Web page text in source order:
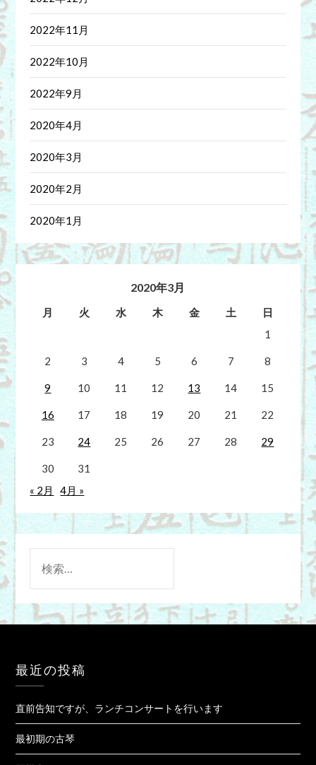
2022年11月
2022年10月
2022年9月
2020年4月
2020年3月
2020年2月
2020年1月
2020年3月
月 火 水 木 金 土
日
1
2 3 4 5 6 7 8
9 10 11 12 13 14 15
16 17 18 19 20 21 22
23 24 25 26 27 28 29
30
31
« 2月
4月 »
索:
最近の投稿
直前告知ですが、ランチコンサートを行います
最初期の古琴